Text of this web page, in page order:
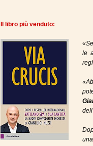
Il libro più venduto:
le